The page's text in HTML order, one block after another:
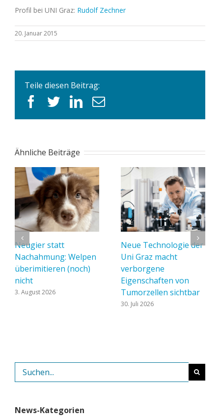
Profil bei UNI Graz: Rudolf Zechner
20. Januar 2015
Teile diesen Beitrag:
facebook
twitterlinkedin
E-
Ähnliche Beiträge
Neugier statt
Nachahmung: Welpen
überimitieren (noch)
nicht
3. August 2026
Neue Technologie der
Uni Graz macht
verborgene
Eigenschaften von
Tumorzellen sichtbar
30. Juli 2026
nach:
News-Kategorien